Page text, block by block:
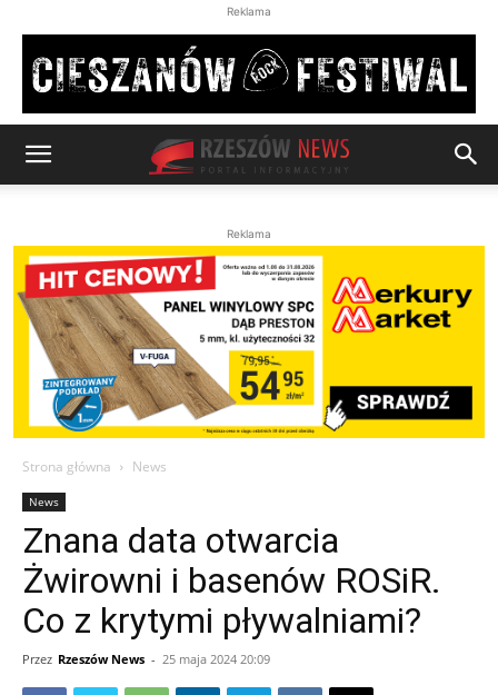
Reklama
Reklama
Strona główna News
News
Znana data otwarcia
Żwirowni i basenów ROSiR.
Co z krytymi pływalniami?
Przez Rzeszów News - 25 maja 2024 20:09